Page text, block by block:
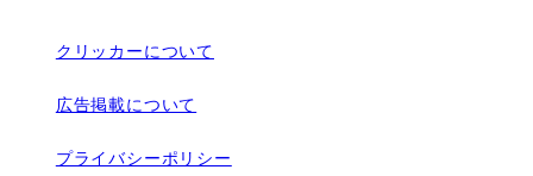
クリッカーについて
広告掲載について
プライバシーポリシー